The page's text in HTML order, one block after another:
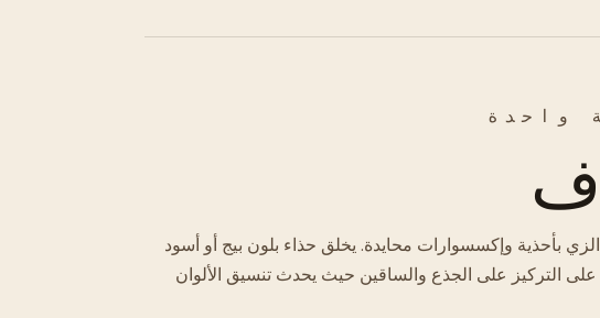
واحدة
بأحذية وإكسسوارات محايدة. يخلق حذاء بلون بيج أو أسود
التركيز على الجذع والساقين حيث يحدث تنسيق الألوان